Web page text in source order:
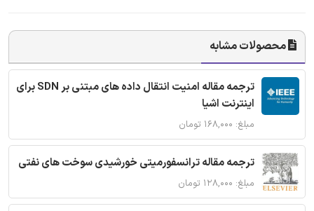
محصولات مشابه
ترجمه مقاله امنیت انتقال داده های مبتنی بر SDN برای
اینترنت اشیا
مبلغ: ۱۶۸,۰۰۰ تومان
ترجمه مقاله ترانسفورمیتی خورشیدی سوخت های نفتی
مبلغ: ۱۲۸,۰۰۰ تومان